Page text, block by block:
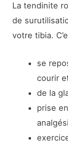
La tendinite
de
votre tibia.
se
courir
de la
prise